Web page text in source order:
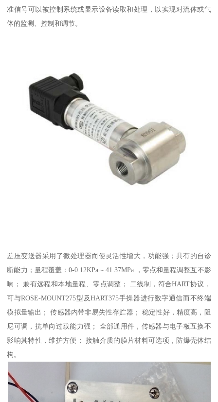
准信号可以被控制系统或显示设备读取和处理，以实现对流体或气
体的监测、控制和调节。
差压变送器采用了微处理器而使灵活性增大，功能强；具有的自诊
断能力；量程覆盖：0-0.12KPa～41.37MPa ，零点和量程调整互不影
响； 兼有远程和本地量程、零点调整； 二线制，符合HART协议，
可与ROSE-MOUNT275型及HART375手操器进行数字通信而不终端
模拟量输出； 传感器内带非易失性存贮器； 稳定性好，精度高，阻
尼可调，抗单向过载能力强； 全部通用件，传感器与电子板互换不
影响其特性，维护方便； 接触介质的膜片材料可选项，防爆壳体结
构。